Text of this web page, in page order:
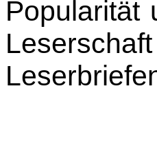
Popularität